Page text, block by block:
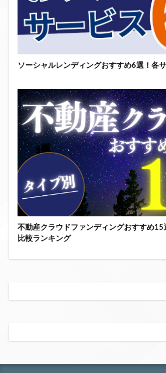
ソーシャルレンディングおすすめ6選！各
不動産クラウドファンディングおすすめ
比較ランキング